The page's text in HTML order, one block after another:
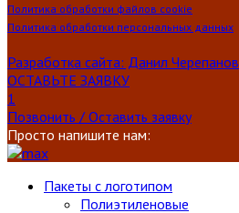
Политика обработки файлов cookie
Политика обработки персональных данных
Разработка сайта: Данил Черепанов
ОСТАВЬТЕ ЗАЯВКУ
1
Позвонить / Оставить заявку
Просто напишите нам:
Пакеты с логотипом
Полиэтиленовые